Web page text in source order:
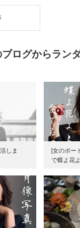
ログからラン
しま
[女のポ
で蝶よ花